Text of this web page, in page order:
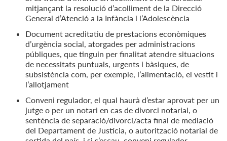
mitjançant la resolució d’acolliment de la Direcció
General d’Atenció a la Infància i l’Adolescència
Document acreditatiu de prestacions econòmiques
d’urgència social, atorgades per administracions
públiques, que tinguin per finalitat atendre situacions
de necessitats puntuals, urgents i bàsiques, de
subsistència com, per exemple, l’alimentació, el vestit i
l’allotjament
Conveni regulador, el qual haurà d’estar aprovat per un
jutge o per un notari en cas de divorci notarial, o
sentència de separació/divorci/acta final de mediació
del Departament de Justícia, o autorització notarial de